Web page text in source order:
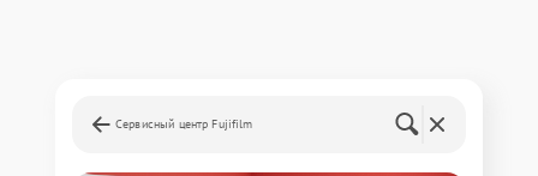
Сервисный центр Fujifilm